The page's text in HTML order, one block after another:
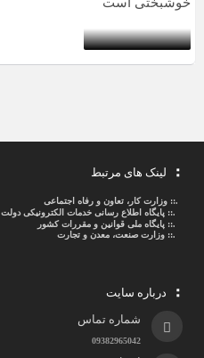
لینک های مرتبط
.::وزارت کار، تعاون و رفاه اجتماعی
.::پایگاه اطلاع رسانی خدمات الکترونیکی دولت
.::پایگاه ملی قوانین و مقررات کشور
.:: وزارت صنعت، معدن و تجارت
درباره سایت
شماره تماس
09382965042